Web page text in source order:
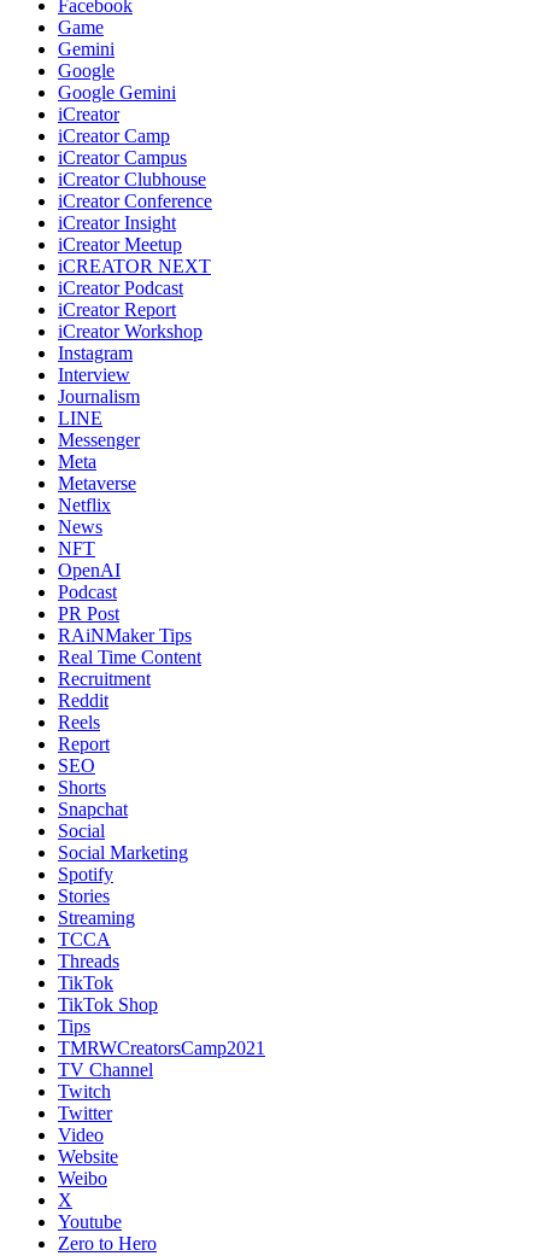
Facebook
Game
Gemini
Google
Google Gemini
iCreator
iCreator Camp
iCreator Campus
iCreator Clubhouse
iCreator Conference
iCreator Insight
iCreator Meetup
iCREATOR NEXT
iCreator Podcast
iCreator Report
iCreator Workshop
Instagram
Interview
Journalism
LINE
Messenger
Meta
Metaverse
Netflix
News
NFT
OpenAI
Podcast
PR Post
RAiNMaker Tips
Real Time Content
Recruitment
Reddit
Reels
Report
SEO
Shorts
Snapchat
Social
Social Marketing
Spotify
Stories
Streaming
TCCA
Threads
TikTok
TikTok Shop
Tips
TMRWCreatorsCamp2021
TV Channel
Twitch
Twitter
Video
Website
Weibo
X
Youtube
Zero to Hero